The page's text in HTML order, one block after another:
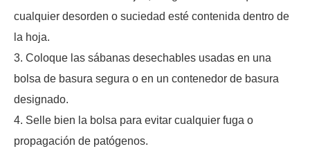
cualquier desorden o suciedad esté contenida dentro de
la hoja.
3. Coloque las sábanas desechables usadas en una
bolsa de basura segura o en un contenedor de basura
designado.
4. Selle bien la bolsa para evitar cualquier fuga o
propagación de patógenos.